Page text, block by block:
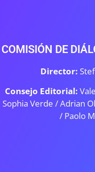
COMISIÓN DE
Director:
Consejo Editorial:
Sophia Verde /Adrian
/ Paolo